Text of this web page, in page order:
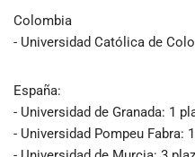
Colombia
- Universidad Católica de
España:
- Universidad de Granada: 1
- Universidad Pompeu Fabra: